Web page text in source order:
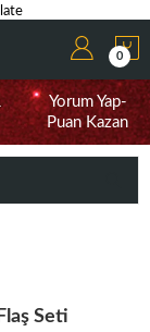
0
Yorum Yap-
Puan Kazan
Seti